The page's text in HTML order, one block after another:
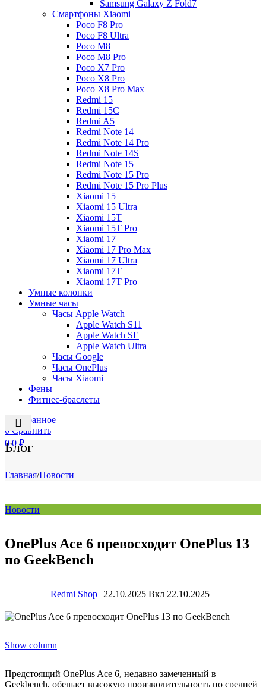
Samsung Galaxy Z Fold7
Смартфоны Xiaomi
Poco F8 Pro
Poco F8 Ultra
Poco M8
Poco M8 Pro
Poco X7 Pro
Poco X8 Pro
Poco X8 Pro Max
Redmi 15
Redmi 15C
Redmi A5
Redmi Note 14
Redmi Note 14 Pro
Redmi Note 14S
Redmi Note 15
Redmi Note 15 Pro
Redmi Note 15 Pro Plus
Xiaomi 15
Xiaomi 15 Ultra
Xiaomi 15T
Xiaomi 15T Pro
Xiaomi 17
Xiaomi 17 Pro Max
Xiaomi 17 Ultra
Xiaomi 17T
Xiaomi 17T Pro
Умные колонки
Умные часы
Часы Apple Watch
Apple Watch S11
Apple Watch SE
Apple Watch Ultra
Часы Google
Часы OnePlus
Часы Xiaomi
Фены
Фитнес-браслеты
Избранное
0 Сравнить
00 ₽
Блог
Главная/Новости
Новости
OnePlus Ace 6 превосходит OnePlus 13
по GeekBench
Redmi Shop 22.10.2025 Вкл 22.10.2025
Show column
Предстоящий OnePlus Ace 6, недавно замеченный в
Geekbench, обещает высокую производительность по средней